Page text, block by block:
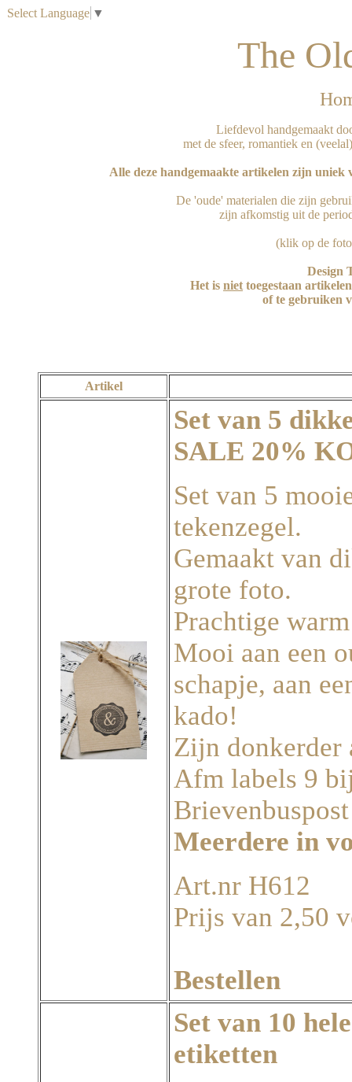
Select Language ▼
The
Liefdevol handgemaakt
met de sfeer, romantiek en
Alle deze handgemaakte artikelen zijn uniek
De 'oude' materialen die zijn
zijn afkomstig uit de
(klik op de
Design
Het is niet toegestaan
of te gebruiken
Artikel
Set van 5
SALE 20%
Set van 5
tekenzegel.
Gemaakt van
grote foto.
Prachtige
Mooi aan een
schapje, aan
kado!
Zijn donkerder
Afm labels 9
Brievenbuspost
Meerdere in
Art.nr H612
Prijs van 2,50
Bestellen
Set van 10
etiketten